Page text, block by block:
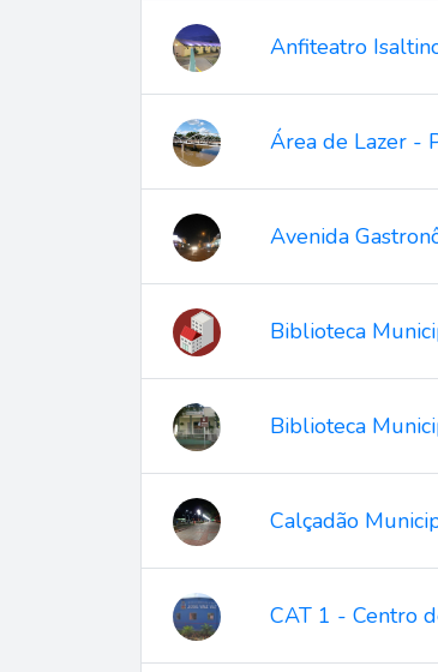
Anfiteatro
Área de Lazer -
Avenida
Biblioteca
Biblioteca
Calçadão
CAT 1 - Centro